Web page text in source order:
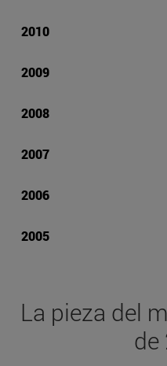
2010
2009
2008
2007
2006
2005
La pieza del
de